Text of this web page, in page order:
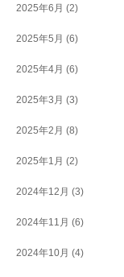
2025年6月 (2)
2025年5月 (6)
2025年4月 (6)
2025年3月 (3)
2025年2月 (8)
2025年1月 (2)
2024年12月 (3)
2024年11月 (6)
2024年10月 (4)